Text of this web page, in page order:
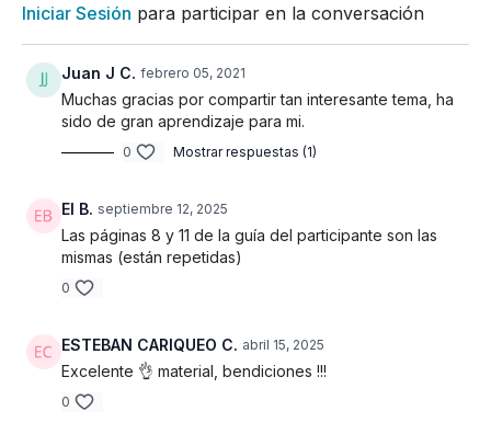
Iniciar Sesión para participar en la conversación
Juan J C. febrero 05, 2021
Muchas gracias por compartir tan interesante tema, ha
sido de gran aprendizaje para mi.
0 Mostrar respuestas (1)
El B. septiembre 12, 2025
Las páginas 8 y 11 de la guía del participante son las
mismas (están repetidas)
0
ESTEBAN CARIQUEO C. abril 15, 2025
Excelente 👌 material, bendiciones !!!
0